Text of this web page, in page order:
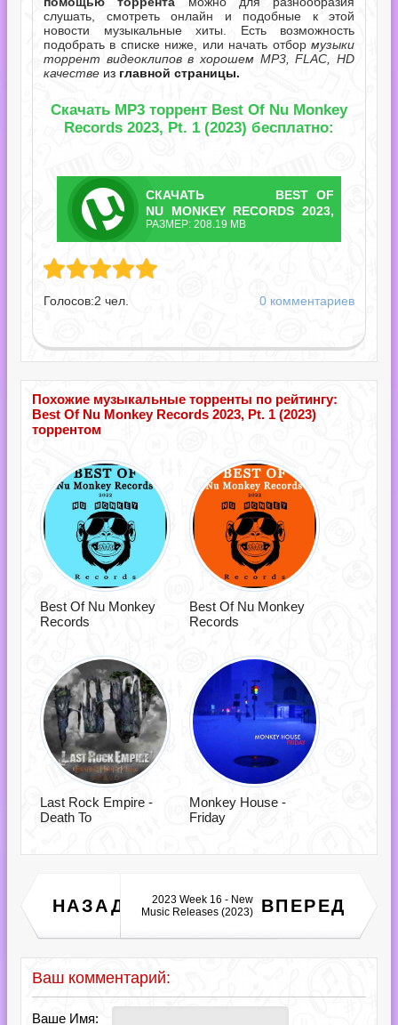
слушать, смотреть онлайн и подобные к этой
новости музыкальные хиты. Есть возможность
подобрать в списке ниже, или начать отбор музыки
торрент видеоклипов в хорошем MP3, FLAC, HD
качестве из главной страницы.
Скачать MP3 торрент Best Of Nu Monkey
Records 2023, Pt. 1 (2023) бесплатно:
СКАЧАТЬ
ТОРРЕНТ
BEST OF
NU MONKEY RECORDS 2023,
PT. 1.TORRENT
РАЗМЕР: 208.19 MB
Records 2023, Pt. 1.torrent
Голосов:2 чел. 0 комментариев
Похожие музыкальные торренты по рейтингу:
Best Of Nu Monkey Records 2023, Pt. 1 (2023)
торрентом
Best Of Nu Monkey
Records
Best Of Nu Monkey
Records
Last Rock Empire -
Death To
Monkey House -
Friday
НАЗАД
Love You Again Feel Good
Country (2023)
ВПЕРЕД
2023 Week 16 - New
Music Releases (2023)
Ваш комментарий:
Ваше Имя: